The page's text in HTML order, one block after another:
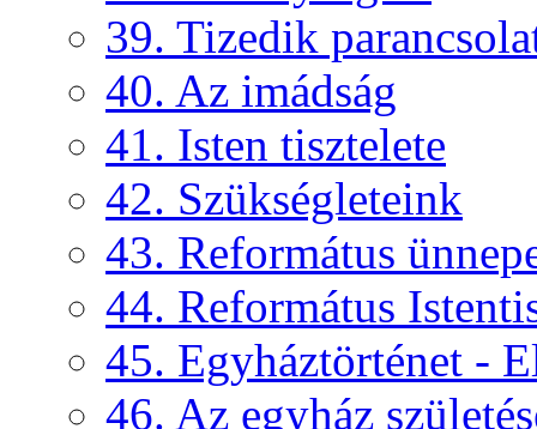
39. Tizedik
40. Az imádság
41. Isten tisztelete
42. Szükségleteink
43. Református
44. Református
45. Egyháztörténet -
46. Az egyház